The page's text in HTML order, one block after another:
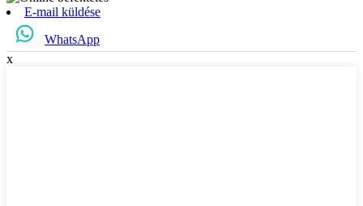
E-mail küldése
WhatsApp
x